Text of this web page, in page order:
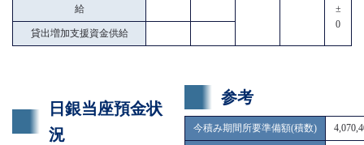
給
±
0
貸出増加支援資金供給
日銀当座預金状
況
参考
今積み期間所要準備額(積数)